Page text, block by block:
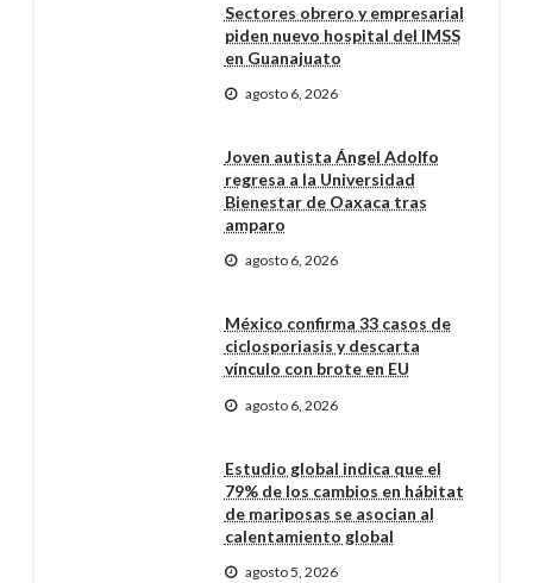
Sectores obrero y empresarial
piden nuevo hospital del IMSS
en Guanajuato
agosto 6, 2026
Joven autista Ángel Adolfo
regresa a la Universidad
Bienestar de Oaxaca tras
amparo
agosto 6, 2026
México confirma 33 casos de
ciclosporiasis y descarta
vínculo con brote en EU
agosto 6, 2026
Estudio global indica que el
79% de los cambios en hábitat
de mariposas se asocian al
calentamiento global
agosto 5, 2026